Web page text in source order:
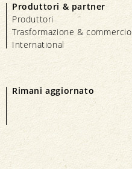
Produttori & partner
Produttori
Trasformazione & commercio
International
Rimani aggiornato